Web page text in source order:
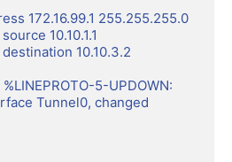
172.16.99.1 255.255.255.0
10.10.1.1
10.10.3.2
5-UPDOWN:
Tunnel0, changed